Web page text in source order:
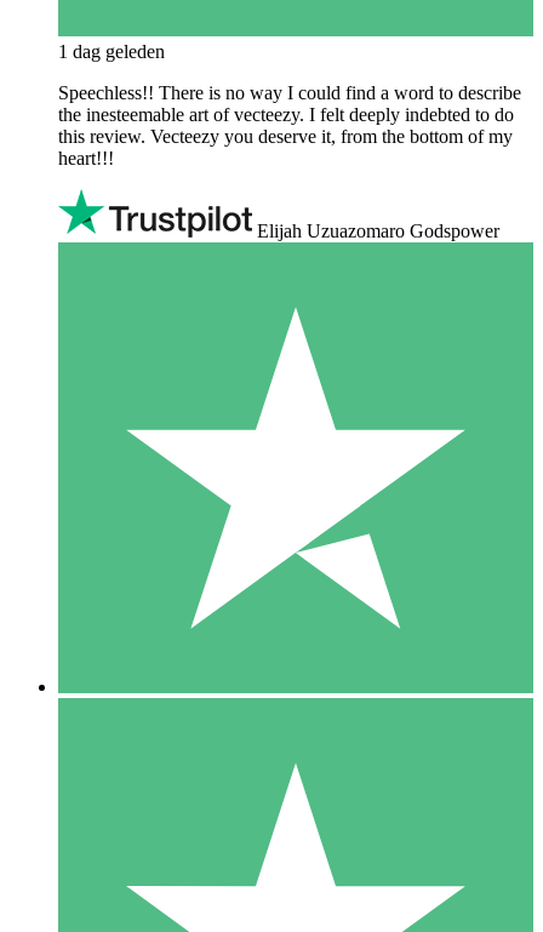
1 dag geleden
Speechless!! There is no way I could find a word to describe
the inesteemable art of vecteezy. I felt deeply indebted to do
this review. Vecteezy you deserve it, from the bottom of my
heart!!!
Elijah Uzuazomaro Godspower